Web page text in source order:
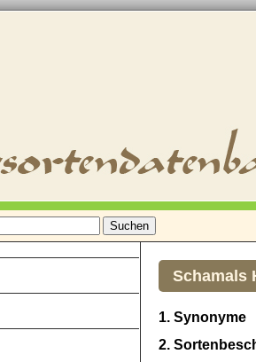
Schamals
1. Synonyme
2.